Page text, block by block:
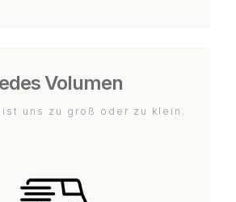
Volumen
ist uns zu groß oder zu klein.